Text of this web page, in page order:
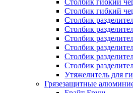
Столбик гибкий
Столбик гибкий
Столбик
Столбик
Столбик
Столбик
Столбик
Столбик
Утяжелитель для
Грязезащитные